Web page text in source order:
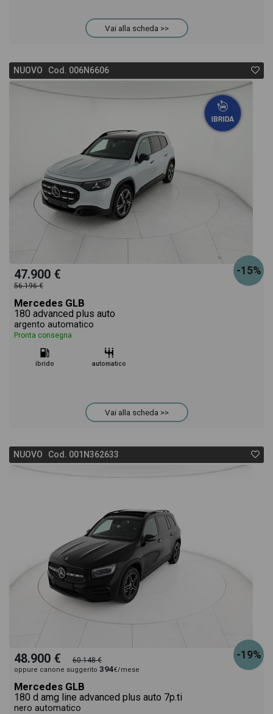
consigliata per l'acquisto del veicolo.
Vai alla scheda >>
NUOVO Cod. 006N6606
-15%
47.900 €
56.196 €
Mercedes GLB
180 advanced plus auto
argento automatico
Pronta consegna
ibrido automatico
Vai alla scheda >>
NUOVO Cod. 001N362633
-19%
48.900 € 60.148 €
oppure canone suggerito 394€/mese
Mercedes GLB
180 d amg line advanced plus auto 7p.ti
nero automatico